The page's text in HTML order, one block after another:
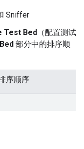
Sniffer
Test Bed （配置测试
部分中的排序顺
序顺序